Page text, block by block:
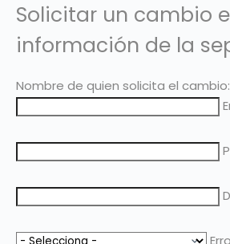
Solicitar un cambio
información de la
Nombre de quien solicita el cambio: